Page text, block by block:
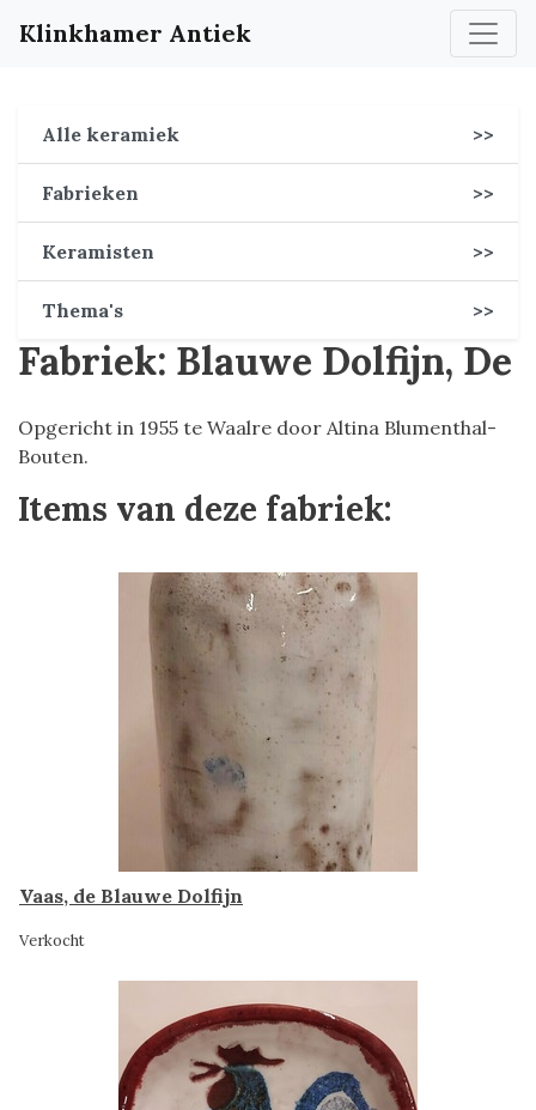
Klinkhamer Antiek
Alle keramiek >>
Fabrieken >>
Keramisten >>
Thema's >>
Fabriek: Blauwe Dolfijn, De
Opgericht in 1955 te Waalre door Altina Blumenthal-
Bouten.
Items van deze fabriek:
Vaas, de Blauwe Dolfijn
Verkocht